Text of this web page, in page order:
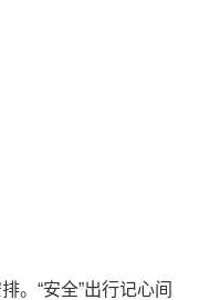
。“安全”出行记心间